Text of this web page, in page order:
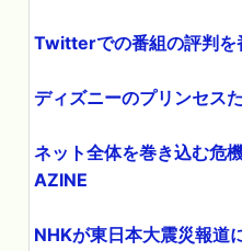
Twitterでの番組の評判を
ディズニーのプリンセス
ネット全体を巻き込む危
AZINE
NHKが東日本大震災報道